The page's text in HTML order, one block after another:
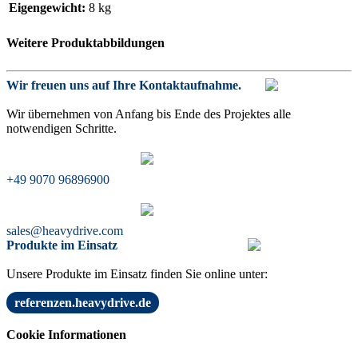
Eigengewicht: 8 kg
Weitere Produktabbildungen
Wir freuen uns auf Ihre Kontaktaufnahme.
Wir übernehmen von Anfang bis Ende des Projektes alle
notwendigen Schritte.
+49 9070 96896900
sales@heavydrive.com
Produkte im Einsatz
Unsere Produkte im Einsatz finden Sie online unter:
referenzen.heavydrive.de
Cookie Informationen